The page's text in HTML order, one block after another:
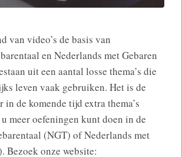
van video’s de basis van
en Nederlands met Gebaren
uit een aantal losse thema’s die
leven vaak gebruiken. Het is de
in de komende tijd extra thema’s
meer oefeningen kunt doen in de
(NGT) of Nederlands met
Bezoek onze website: